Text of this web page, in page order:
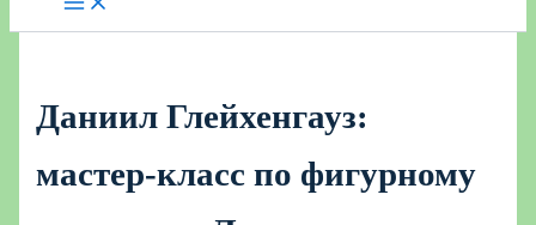
Даниил Глейхенгауз:
мастер‑класс по фигурному